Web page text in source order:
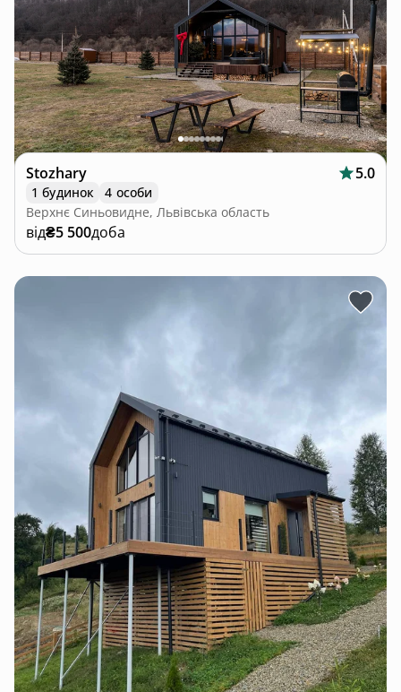
Stozhary 5.0
1 будинок
4 особи
Верхнє Синьовидне, Львівська область
від₴5 500доба